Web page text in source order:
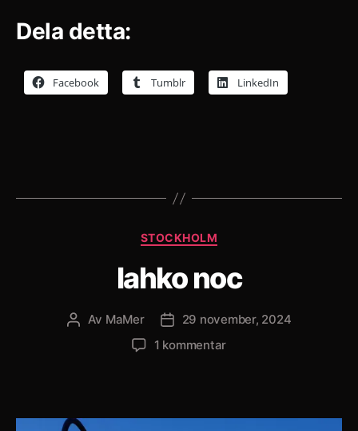
Dela detta:
Facebook Tumblr LinkedIn
Kategorier
STOCKHOLM
lahko noc
Inläggsförfattare
Av MaMer Inläggsdatum
29 november, 2024
1 kommentartill